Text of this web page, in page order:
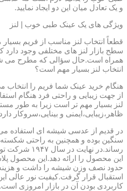
و یک تعادل میان این دو ایجاد نمایید.
ویژگی های یک عینک طبی خوب | لنز
قطعاً انتخاب لنز مناسب از فریم
سطح بازار لنز های مختلفی وجود دارد
همراه است.حال سؤالی که مطرح می
انتخاب لنز بسیار مهم است؟
هنگام خرید عینک شما فریم را انتخاب
از جهت زیبایی و راحتی فرد هنگام
لنز بسیار مهم تر است زیرا به طور
ظاهر،زیبایی،ایمنی و بینایی،سروکار
در قدیم از عدسی شیشه ای استفاده
سنگین بوده و همچنین به راحتی
رساند.در نهایت
این محصول را ارائه دهد.این محصول
حدود نصف وزن شیشه را داشت و هزینه
استقبال قرار گرفت.کیفیت نور عالی
کاربردی بودن آن در بازار امروزی است.